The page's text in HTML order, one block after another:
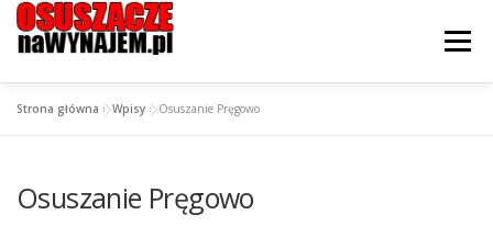
Przejdź
treści
Menu
JAK WYPOŻYCZYĆ? KONTAKT I LOKALIZACJE
Strona główna »Wpisy »Osuszanie Pręgowo
Osuszanie Pręgowo